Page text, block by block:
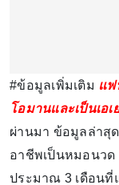
#ข้อมูลเพิ่มเติม แฟ
โอมานและเป็นเอเ
ผ่านมา ข้อมูลล่าสุ
อาชีพเป็นหมอนวด
ประมาณ 3 เดือนที่